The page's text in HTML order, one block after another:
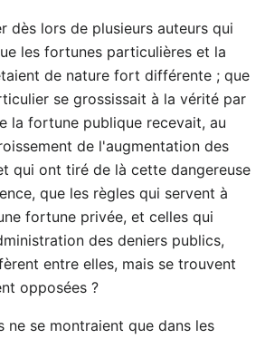
dès lors de plusieurs auteurs qui
les fortunes particulières et la
de nature fort différente ; que
se grossissait à la vérité par
la fortune publique recevait, au
de l'augmentation des
qui ont tiré de là cette dangereuse
que les règles qui servent à
fortune privée, et celles qui
des deniers publics,
entre elles, mais se trouvent
opposées ?
ne se montraient que dans les